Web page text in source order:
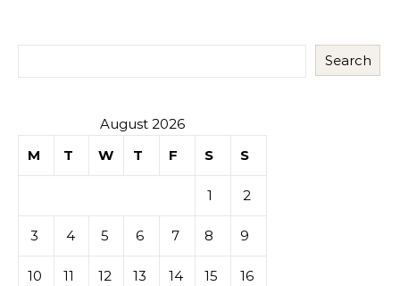
Search
August 2026
M
T W T F S S
1 2
3 4 5 6 7 8 9
10 11 12 13 14 15 16